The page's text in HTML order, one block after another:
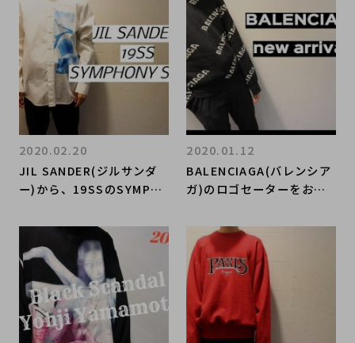
JIL SANDER(ジルサンダ
ー)から、19SSのSYMPH
シャツ)お買取りさせてい
ただきました！
2020.02.20
BALENCIAGA(バレンシア
ガ)のロゴセーターをお買
2020.01.12